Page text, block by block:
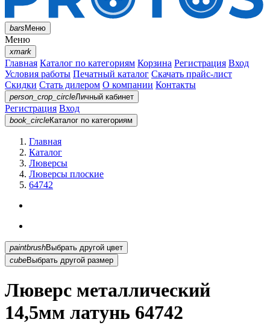
barsМеню
Меню
xmark
Главная Каталог по категориям Корзина Регистрация Вход
Условия работы Печатный каталог Скачать прайс-лист
Скидки Стать дилером О компании Контакты
person_crop_circleЛичный кабинет
Регистрация Вход
book_circleКаталог по категориям
Главная
Каталог
Люверсы
Люверсы плоские
64742
paintbrush
Выбрать другой цвет
cubeВыбрать другой размер
Люверс металлический
14,5мм латунь 64742